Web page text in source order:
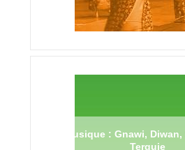
Musique : Gnawi,
Terguie